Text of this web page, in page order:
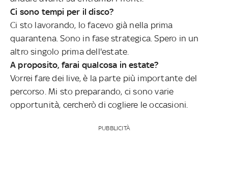
Ci sono tempi per il disco?
Ci sto lavorando, lo facevo già nella prima
quarantena. Sono in fase strategica. Spero in un
altro singolo prima dell'estate.
A proposito, farai qualcosa in estate?
Vorrei fare dei live, è la parte più importante del
percorso. Mi sto preparando, ci sono varie
opportunità, cercherò di cogliere le occasioni.
PUBBLICITÀ